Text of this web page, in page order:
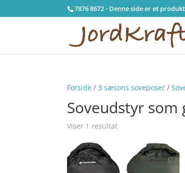
7876 8672 - Denne side er et
Forside /3 sæsons soveposer /
Soveudstyr som
Viser 1 resultat